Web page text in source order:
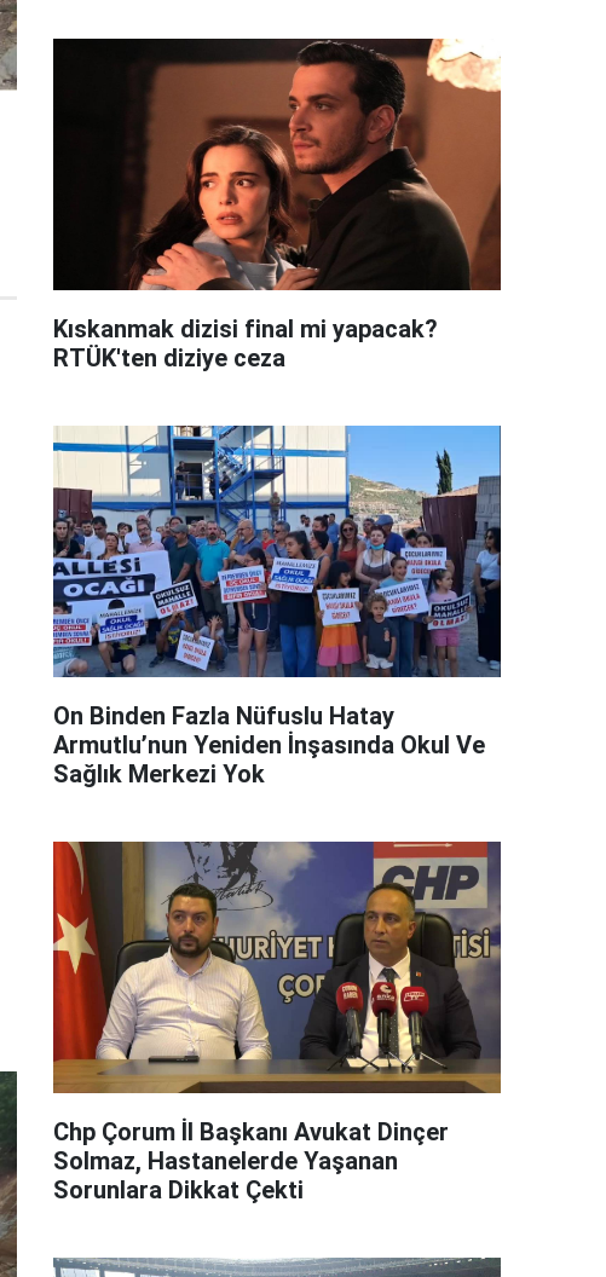
Kıskanmak dizisi final mi yapacak?
RTÜK'ten diziye ceza
On Binden Fazla Nüfuslu Hatay
Armutlu’nun Yeniden İnşasında Okul Ve
Sağlık Merkezi Yok
Chp Çorum İl Başkanı Avukat Dinçer
Solmaz, Hastanelerde Yaşanan
Sorunlara Dikkat Çekti